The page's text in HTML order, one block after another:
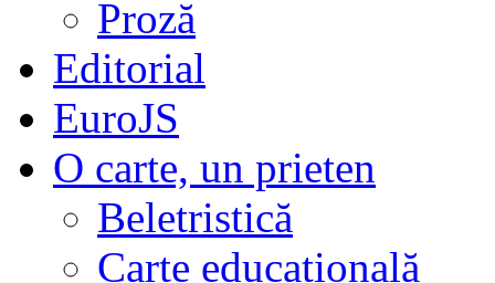
Proză
Editorial
EuroJS
O carte, un prieten
Beletristică
Carte educațională